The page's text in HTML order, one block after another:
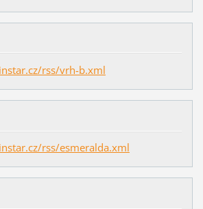
rss/vrh-b.xml
rss/esmeralda.xml